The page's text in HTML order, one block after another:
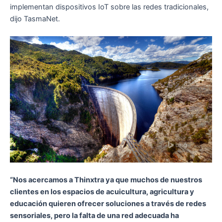
implementan dispositivos IoT sobre las redes tradicionales,
dijo TasmaNet.
“Nos acercamos a Thinxtra ya que muchos de nuestros
clientes en los espacios de acuicultura, agricultura y
educación quieren ofrecer soluciones a través de redes
sensoriales, pero la falta de una red adecuada ha